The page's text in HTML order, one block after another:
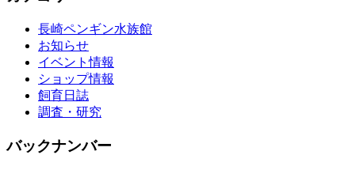
長崎ペンギン水族館
お知らせ
イベント情報
ショップ情報
飼育日誌
調査・研究
バックナンバー